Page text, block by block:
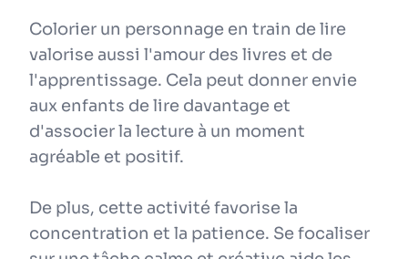
Colorier un personnage en train de lire
valorise aussi l'amour des livres et de
l'apprentissage. Cela peut donner envie
aux enfants de lire davantage et
d'associer la lecture à un moment
agréable et positif.
De plus, cette activité favorise la
concentration et la patience. Se focaliser